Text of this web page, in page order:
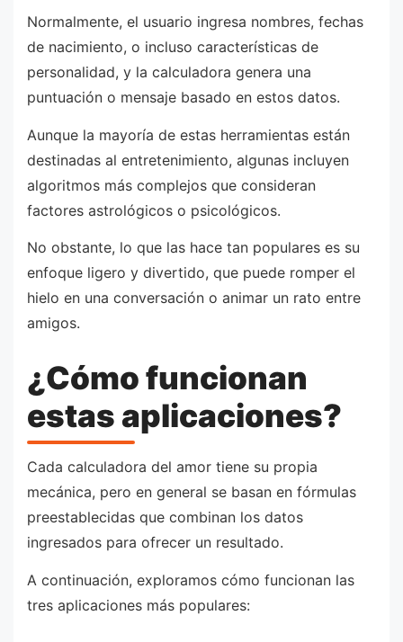
Normalmente, el usuario ingresa nombres, fechas
de nacimiento, o incluso características de
personalidad, y la calculadora genera una
puntuación o mensaje basado en estos datos.
Aunque la mayoría de estas herramientas están
destinadas al entretenimiento, algunas incluyen
algoritmos más complejos que consideran
factores astrológicos o psicológicos.
No obstante, lo que las hace tan populares es su
enfoque ligero y divertido, que puede romper el
hielo en una conversación o animar un rato entre
amigos.
¿Cómo funcionan
estas aplicaciones?
Cada calculadora del amor tiene su propia
mecánica, pero en general se basan en fórmulas
preestablecidas que combinan los datos
ingresados para ofrecer un resultado.
A continuación, exploramos cómo funcionan las
tres aplicaciones más populares: